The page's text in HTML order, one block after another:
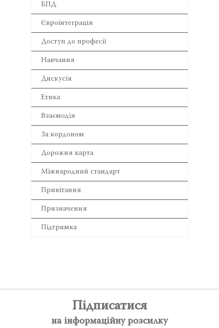
БПД
Євроінтеграція
Доступ до професії
Навчання
Дискусія
Етика
Взаємодія
За кордоном
Дорожня карта
Міжнародний стандарт
Привітання
Призначення
Підтримка
Підписатися
на інформаційну розсилку